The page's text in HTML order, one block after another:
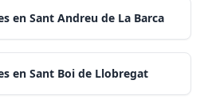
en Sant Andreu de La Barca
en Sant Boi de Llobregat